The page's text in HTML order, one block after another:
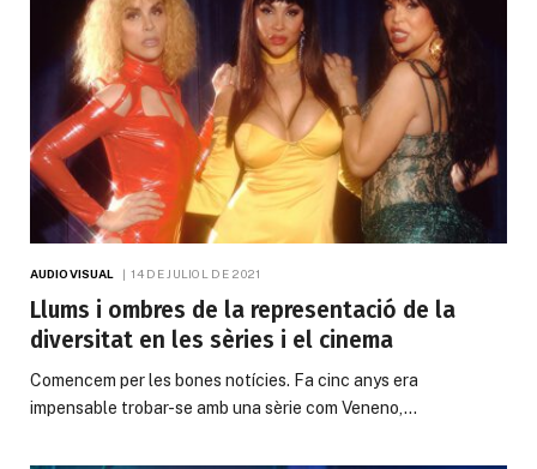
AUDIOVISUAL 14 DE JULIOL DE 2021
Llums i ombres de la representació de la
diversitat en les sèries i el cinema
Comencem per les bones notícies. Fa cinc anys era
impensable trobar-se amb una sèrie com Veneno,…